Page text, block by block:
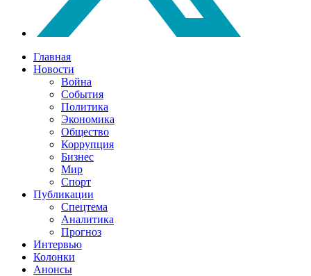
Главная
Новости
Война
События
Политика
Экономика
Общество
Коррупция
Бизнес
Мир
Спорт
Публикации
Спецтема
Аналитика
Прогноз
Интервью
Колонки
Анонсы